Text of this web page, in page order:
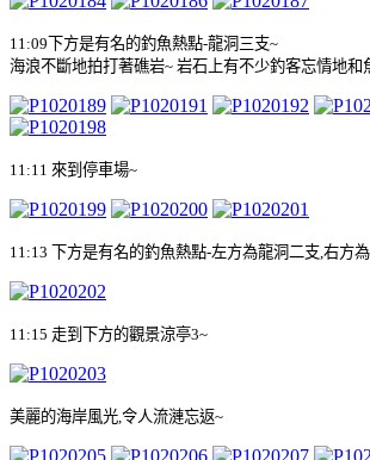
11:09 下方是有名的釣魚熱點-龍洞三支~
海浪不斷地拍打著礁岩~ 岩石上有不少釣客忘情地和
11:11 來到停車場~
11:13 下方是有名的釣魚熱點-左方為龍洞二支 右方
11:15 走到下方的觀景涼亭3~
美麗的海岸風光 令人流漣忘返~